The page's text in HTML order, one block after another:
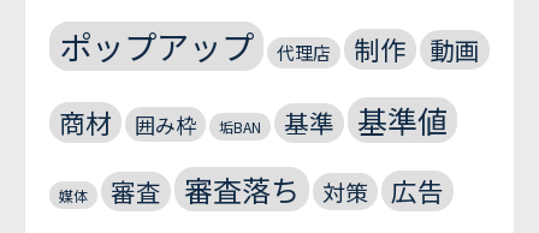
ポップアップ 代理店 制作 動画
商材 囲み枠 垢BAN 基準 基準値
媒体 審査 審査落ち 対策 広告